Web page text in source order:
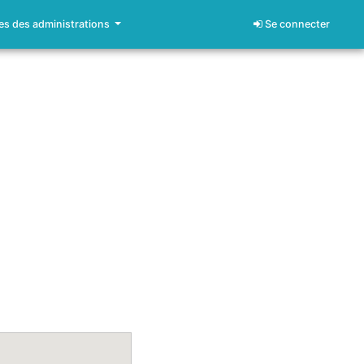
des administrations Se connecter